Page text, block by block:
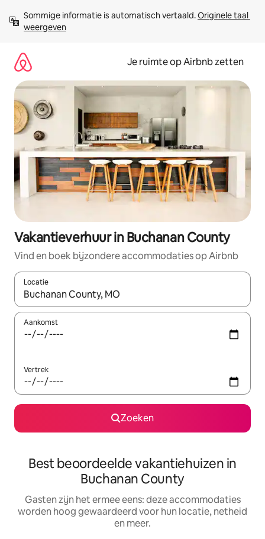
direct
naar
Sommige informatie is automatisch vertaald. Originele taal
weergeven
Je ruimte op Airbnb zetten
Vakantieverhuur in Buchanan County
Vind en boek bijzondere accommodaties op Airbnb
Locatie
Wanneer er suggesties beschikbaar zijn, maak je een keuze
Aankomst
Vertrek
Zoeken
Best beoordeelde vakantiehuizen in
Buchanan County
Gasten zijn het ermee eens: deze accommodaties
worden hoog gewaardeerd voor hun locatie, netheid
en meer.